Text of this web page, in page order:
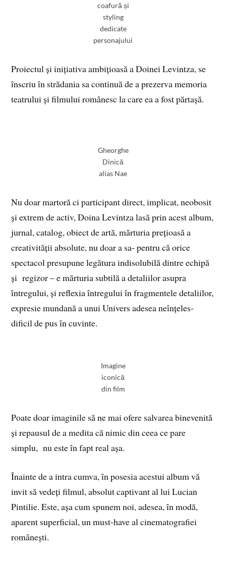
coafură și
styling
dedicate
personajului
Proiectul și inițiativa ambițioasă a Doinei Levintza, se
înscriu în strădania sa continuă de a prezerva memoria
teatrului și filmului românesc la care ea a fost părtașă.
Gheorghe
Dinică
alias Nae
Nu doar martoră ci participant direct, implicat, neobosit
și extrem de activ, Doina Levintza lasă prin acest album,
jurnal, catalog, obiect de artă, mărturia prețioasă a
creativității absolute, nu doar a sa- pentru că orice
spectacol presupune legătura indisolubilă dintre echipă
și regizor – e mărturia subtilă a detaliilor asupra
întregului, și reflexia întregului în fragmentele detaliilor,
expresie mundană a unui Univers adesea neînțeles-
dificil de pus în cuvinte.
Imagine
iconică
din film
Poate doar imaginile să ne mai ofere salvarea binevenită
și repausul de a medita că nimic din ceea ce pare
simplu, nu este în fapt real așa.
Înainte de a intra cumva, în posesia acestui album vă
invit să vedeți filmul, absolut captivant al lui Lucian
Pintilie. Este, așa cum spunem noi, adesea, în modă,
aparent superficial, un must-have al cinematografiei
românești.